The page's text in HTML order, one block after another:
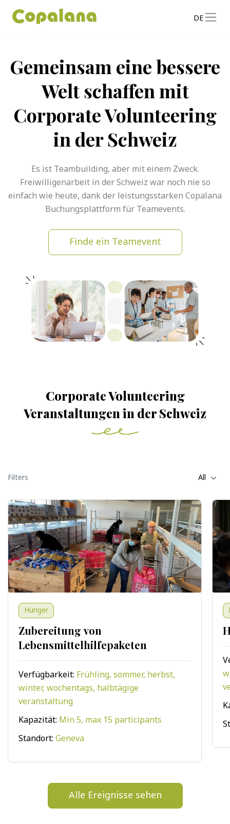
DE
Gemeinsam eine bessere
Welt schaffen mit
Corporate Volunteering
in der Schweiz
Es ist Teambuilding, aber mit einem Zweck.
Freiwilligenarbeit in der Schweiz war noch nie so
einfach wie heute, dank der leistungsstarken Copalana
Buchungsplattform für Teamevents.
Finde ein Teamevent
Corporate Volunteering
Veranstaltungen in der Schweiz
Filters All
Hunger
Zubereitung von
Lebensmittelhilfepaketen
Verfügbarkeit:Frühling, sommer, herbst,
winter, wochentags, halbtägige
veranstaltung
Kapazität:Min 5, max 15 participants
Standort:Geneva
Alle Ereignisse sehen